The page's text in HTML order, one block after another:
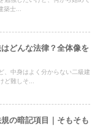
築士...
はどんな法律？全体像を
、中身はよく分からない二級建
ど難しそ...
の暗記項目｜そもそも